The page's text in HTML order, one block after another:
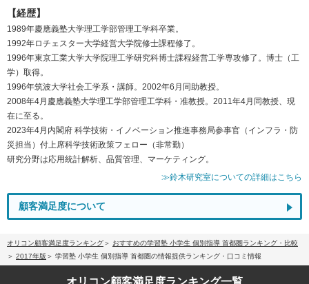
【経歴】
1989年慶應義塾大学理工学部管理工学科卒業。
1992年ロチェスター大学経営大学院修士課程修了。
1996年東京工業大学大学院理工学研究科博士課程経営工学専攻修了。博士（工
学）取得。
1996年筑波大学社会工学系・講師。2002年6月同助教授。
2008年4月慶應義塾大学理工学部管理工学科・准教授。2011年4月同教授、現
在に至る。
2023年4月内閣府 科学技術・イノベーション推進事務局参事官（インフラ・防
災担当）付上席科学技術政策フェロー（非常勤）
研究分野は応用統計解析、品質管理、マーケティング。
≫鈴木研究室についての詳細はこちら
顧客満足度について
オリコン顧客満足度ランキング
おすすめの学習塾 小学生 個別指導 首都圏ランキング・比較
2017年版
学習塾 小学生 個別指導 首都圏の情報提供ランキング・口コミ情報